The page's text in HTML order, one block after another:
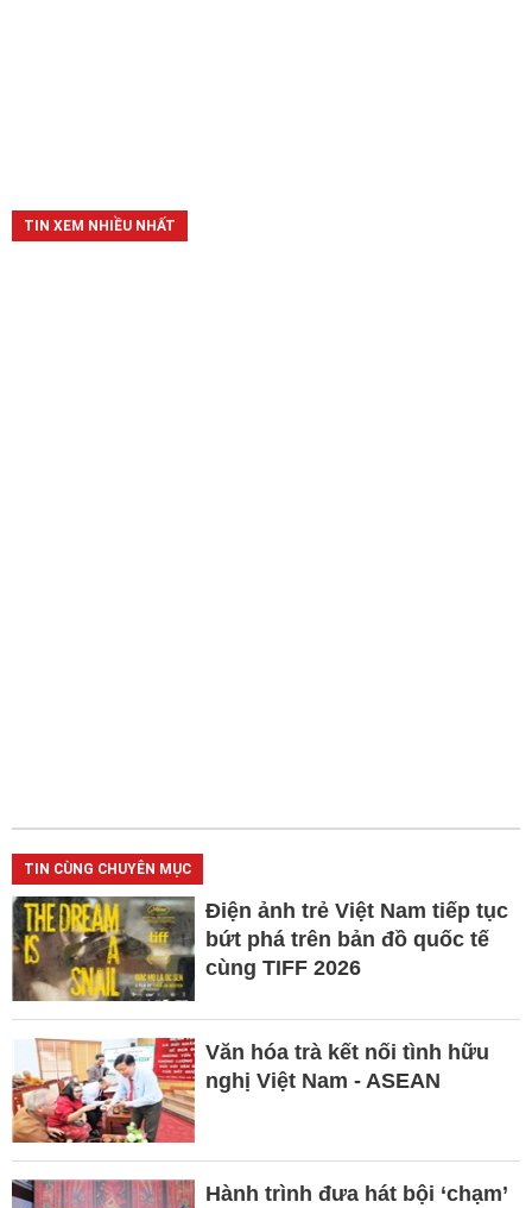
TIN XEM NHIỀU NHẤT
TIN CÙNG CHUYÊN MỤC
Điện ảnh trẻ Việt Nam tiếp tục
bứt phá trên bản đồ quốc tế
cùng TIFF 2026
Văn hóa trà kết nối tình hữu
nghị Việt Nam - ASEAN
Hành trình đưa hát bội ‘chạm’